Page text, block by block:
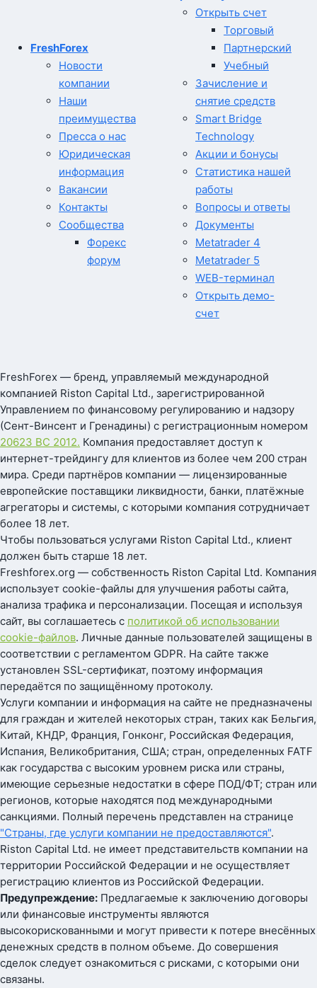
FreshForex
Новости
компании
Наши
преимущества
Пресса о нас
Юридическая
информация
Вакансии
Контакты
Сообщества
Форекс
форум
Открыть счет
Торговый
Партнерский
Учебный
Зачисление и
снятие средств
Smart Bridge
Technology
Акции и бонусы
Статистика нашей
работы
Вопросы и ответы
Документы
Metatrader 4
Metatrader 5
WEB-терминал
Открыть демо-
счет
FreshForex — бренд, управляемый международной
компанией Riston Capital Ltd., зарегистрированной
Управлением по финансовому регулированию и надзору
(Сент-Винсент и Гренадины) с регистрационным номером
20623 BC 2012. Компания предоставляет доступ к
интернет-трейдингу для клиентов из более чем 200 стран
мира. Среди партнёров компании — лицензированные
европейские поставщики ликвидности, банки, платёжные
агрегаторы и системы, с которыми компания сотрудничает
более 18 лет.
Чтобы пользоваться услугами Riston Capital Ltd., клиент
должен быть старше 18 лет.
Freshforex.org — собственность Riston Capital Ltd. Компания
использует cookie-файлы для улучшения работы сайта,
анализа трафика и персонализации. Посещая и используя
сайт, вы соглашаетесь с политикой об использовании
cookie-файлов. Личные данные пользователей защищены в
соответствии с регламентом GDPR. На сайте также
установлен SSL-сертификат, поэтому информация
передаётся по защищённому протоколу.
Услуги компании и информация на сайте не предназначены
для граждан и жителей некоторых стран, таких как Бельгия,
Китай, КНДР, Франция, Гонконг, Российская Федерация,
Испания, Великобритания, США; стран, определенных FATF
как государства с высоким уровнем риска или страны,
имеющие серьезные недостатки в сфере ПОД/ФТ; стран или
регионов, которые находятся под международными
санкциями. Полный перечень представлен на странице
"Страны, где услуги компании не предоставляются".
Riston Capital Ltd. не имеет представительств компании на
территории Российской Федерации и не осуществляет
регистрацию клиентов из Российской Федерации.
Предупреждение: Предлагаемые к заключению договоры
или финансовые инструменты являются
высокорискованными и могут привести к потере внесённых
денежных средств в полном объеме. До совершения
сделок следует ознакомиться с рисками, с которыми они
связаны.